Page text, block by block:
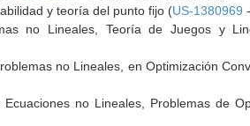
y teoría del punto fijo (US-1380969
no Lineales, Teoría de Juegos y
no Lineales, en Optimización
no Lineales, Problemas de